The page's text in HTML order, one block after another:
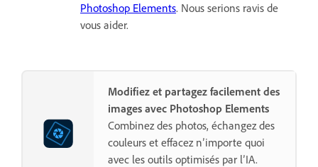
Photoshop Elements. Nous serions ravis de
vous aider.
Modifiez et partagez facilement des
images avec Photoshop Elements
Combinez des photos, échangez des
couleurs et effacez n’importe quoi
avec les outils optimisés par l’IA.